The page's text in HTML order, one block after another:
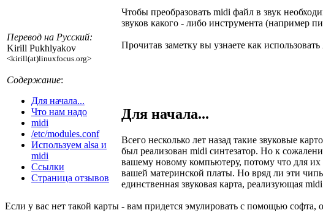
Перевод на Русский:
Kirill Pukhlyakov
<kirill(at)linuxfocus.org>
Содержание:
Для начала...
Что нам надо
midi
/etc/modules.conf
Используем alsa и
midi
Ссылки
Страница отзывов
Чтобы преобразовать midi файл в звук
звуков какого - либо инструмента (например
Прочитав заметку вы узнаете как
Для начала...
Всего несколько лет назад такие звуковые
был реализован midi синтезатор. Но к
вашему новому компьютеру, потому что для
вашей материнской платы. Но вряд ли эти
единственная звуковая карта, реализующая
Если у вас нет такой карты - вам придется эмулировать с помощью софта,